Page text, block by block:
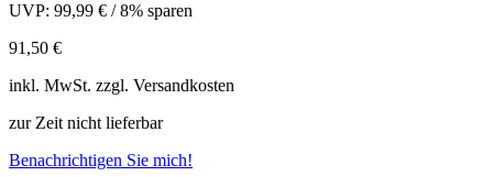
UVP: 99,99 € /8% sparen
91,50 €
inkl. MwSt. zzgl. Versandkosten
zur Zeit nicht lieferbar
Benachrichtigen Sie mich!